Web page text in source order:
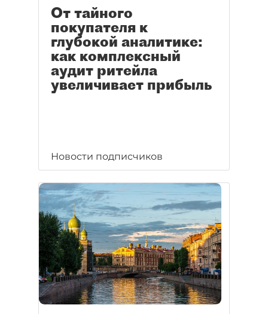
От тайного
покупателя к
глубокой аналитике:
как комплексный
аудит ритейла
увеличивает прибыль
Новости подписчиков